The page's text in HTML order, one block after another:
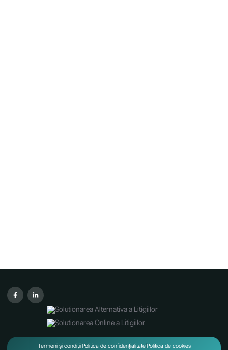
Termeni și condițiiPolitica de confidențialitatePolitica de cookies